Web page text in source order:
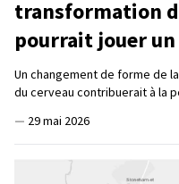
transformation
pourrait jouer
Un changement de forme de
du cerveau contribuerait à la
— 29 mai 2026